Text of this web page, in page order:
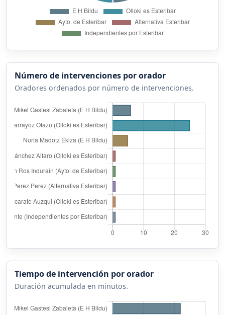
Número de intervenciones por orador
Oradores ordenados por número de intervenciones.
Tiempo de intervención por orador
Duración acumulada en minutos.